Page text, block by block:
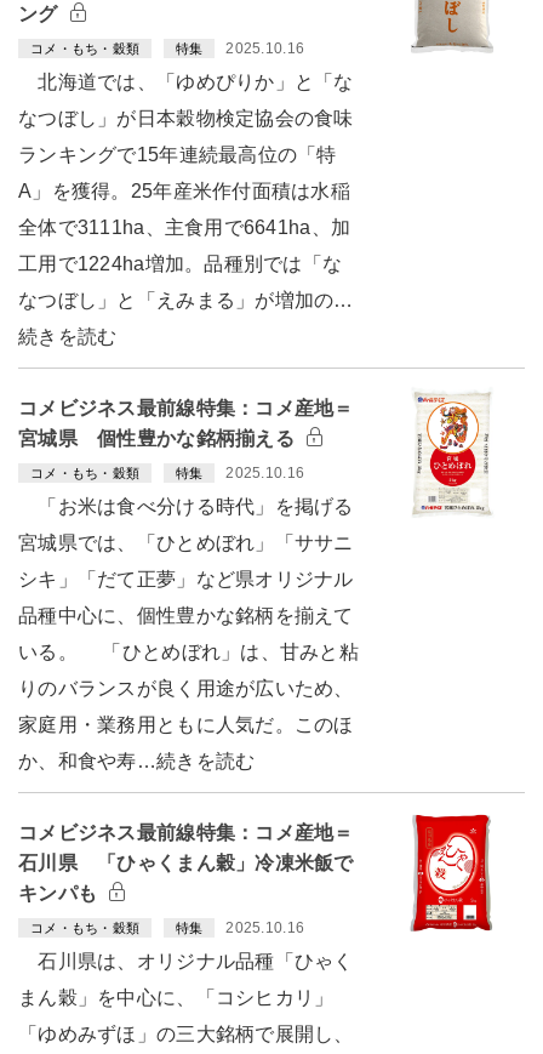
ング
コメ・もち・穀類 特集 2025.10.16
北海道では、「ゆめぴりか」と「な
なつぼし」が日本穀物検定協会の食味
ランキングで15年連続最高位の「特
A」を獲得。25年産米作付面積は水稲
全体で3111ha、主食用で6641ha、加
工用で1224ha増加。品種別では「な
なつぼし」と「えみまる」が増加の…
続きを読む
コメビジネス最前線特集：コメ産地＝
宮城県 個性豊かな銘柄揃える
コメ・もち・穀類 特集 2025.10.16
「お米は食べ分ける時代」を掲げる
宮城県では、「ひとめぼれ」「ササニ
シキ」「だて正夢」など県オリジナル
品種中心に、個性豊かな銘柄を揃えて
いる。 「ひとめぼれ」は、甘みと粘
りのバランスが良く用途が広いため、
家庭用・業務用ともに人気だ。このほ
か、和食や寿…続きを読む
コメビジネス最前線特集：コメ産地＝
石川県 「ひゃくまん穀」冷凍米飯で
キンパも
コメ・もち・穀類 特集 2025.10.16
石川県は、オリジナル品種「ひゃく
まん穀」を中心に、「コシヒカリ」
「ゆめみずほ」の三大銘柄で展開し、